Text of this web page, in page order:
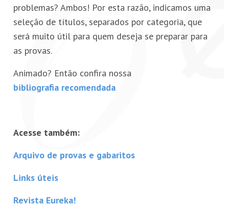
problemas? Ambos! Por esta razão, indicamos uma
seleção de títulos, separados por categoria, que
será muito útil para quem deseja se preparar para
as provas.
Animado? Então confira nossa
bibliografia recomendada
Acesse também:
Arquivo de provas e gabaritos
Links úteis
Revista Eureka!